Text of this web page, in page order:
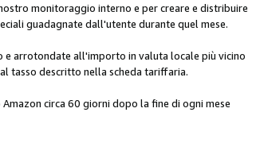
monitoraggio interno e per creare e distribuire
guadagnate dall'utente durante quel mese.
e arrotondate all'importo in valuta locale più vicino
tasso descritto nella scheda tariffaria.
circa 60 giorni dopo la fine di ogni mese